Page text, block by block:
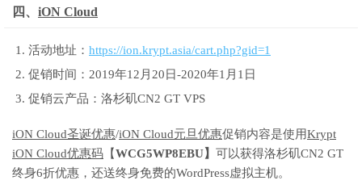
四、 iON Cloud
活动地址： https://ion.krypt.asia/cart.php?gid=1
促销时间：2019年12月20日-2020年1月1日
促销云产品：洛杉矶CN2 GT VPS
iON Cloud圣诞优惠/iON Cloud元旦优惠促销内容是使用Krypt
iON Cloud优惠码 【WCG5WP8EBU】 可以获得洛杉矶CN2 GT
终身6折优惠，还送终身免费的WordPress虚拟主机。